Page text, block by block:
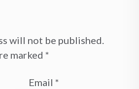
will not be published.
marked *
Email *